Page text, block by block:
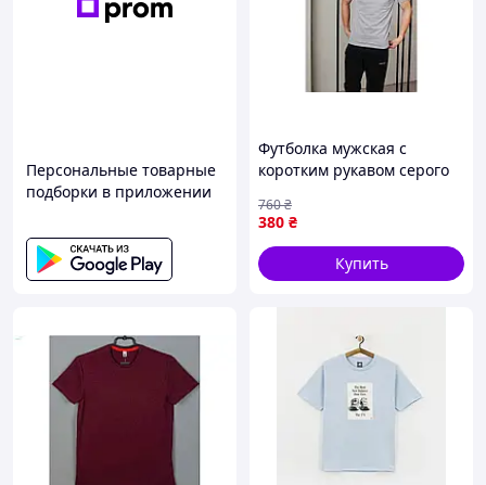
Персональные товарные
подборки в приложении
Футболка мужская с
коротким рукавом серого
носки и активного отдыха
380 ₴
760₴
Купить